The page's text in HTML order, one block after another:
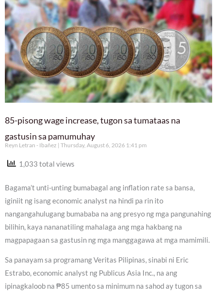
85-pisong wage increase, tugon sa tumataas na
gastusin sa pamumuhay
Reyn Letran - Ibañez Thursday, August 6, 2026 1:41 pm
1,033 total views
Bagama’t unti-unting bumabagal ang inflation rate sa bansa,
iginiit ng isang economic analyst na hindi pa rin ito
nangangahulugang bumababa na ang presyo ng mga pangunahing
bilihin, kaya nananatiling mahalaga ang mga hakbang na
magpapagaan sa gastusin ng mga manggagawa at mga mamimili.
Sa panayam sa programang Veritas Pilipinas, sinabi ni Eric
Estrabo, economic analyst ng Publicus Asia Inc., na ang
ipinagkaloob na ₱85 umento sa minimum na sahod ay tugon sa